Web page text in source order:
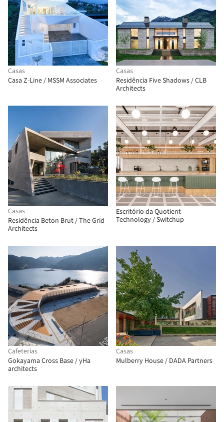
Casas
Casa Z-Line / MSSM Associates
Casas
Residência Five Shadows / CLB
Architects
Casas
Residência Beton Brut / The Grid
Architects
Escritório da Quotient
Technology / Switchup
Cafeterias
Gokayama Cross Base / yHa
architects
Casas
Mulberry House / DADA Partners